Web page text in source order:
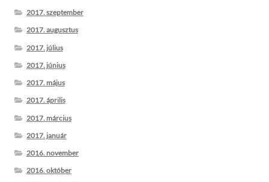
2017. szeptember
2017. augusztus
2017. július
2017. június
2017. május
2017. április
2017. március
2017. január
2016. november
2016. október